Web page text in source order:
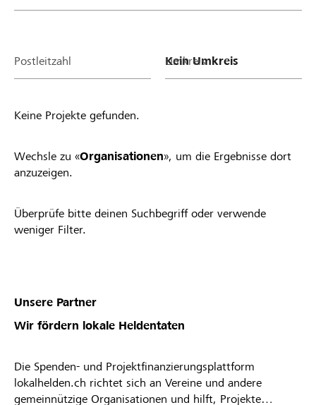
Postleitzahl Umkreis
Keine Projekte gefunden.
Wechsle zu «Organisationen», um die Ergebnisse dort
anzuzeigen.
Überprüfe bitte deinen Suchbegriff oder verwende
weniger Filter.
Unsere Partner
Wir fördern lokale Heldentaten
Die Spenden- und Projektfinanzierungsplattform
lokalhelden.ch richtet sich an Vereine und andere
gemeinnützige Organisationen und hilft, Projekte